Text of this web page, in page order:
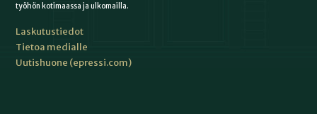
työhön kotimaassa ja ulkomailla.
Laskutustiedot
Tietoa medialle
Uutishuone (epressi.com)